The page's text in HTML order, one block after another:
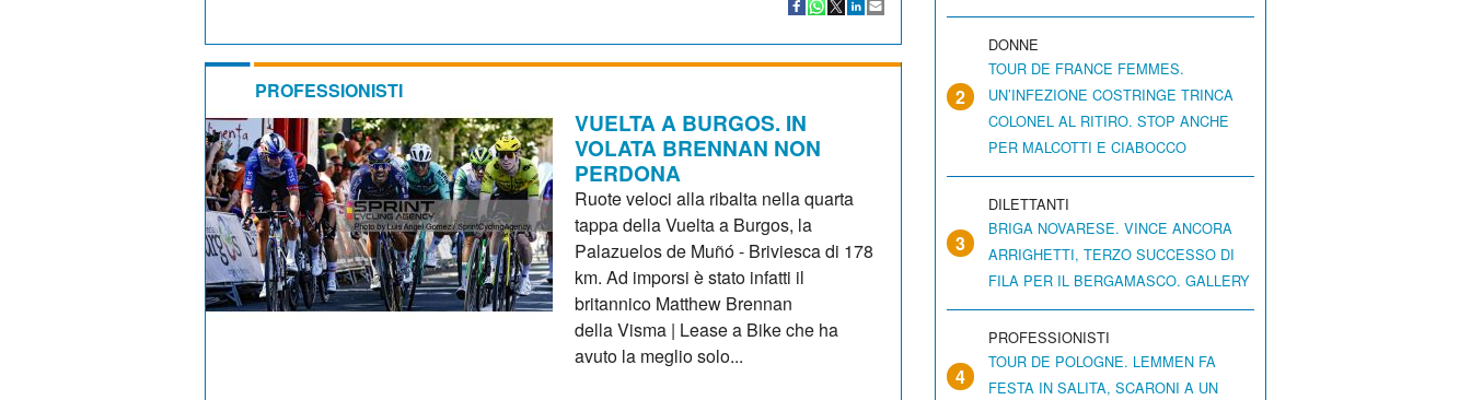
PROFESSIONISTI
VUELTA A BURGOS. IN
VOLATA BRENNAN NON
PERDONA
Ruote veloci alla ribalta nella quarta
tappa della Vuelta a Burgos, la
Palazuelos de Muñó - Briviesca di 178
km. Ad imporsi è stato infatti il
britannico Matthew Brennan
della Visma | Lease a Bike che ha
avuto la meglio solo...
2
DONNE
TOUR DE FRANCE FEMMES.
UN’INFEZIONE COSTRINGE TRINCA
COLONEL AL RITIRO. STOP ANCHE
PER MALCOTTI E CIABOCCO
3
DILETTANTI
BRIGA NOVARESE. VINCE ANCORA
ARRIGHETTI, TERZO SUCCESSO DI
FILA PER IL BERGAMASCO. GALLERY
4
PROFESSIONISTI
TOUR DE POLOGNE. LEMMEN FA
FESTA IN SALITA, SCARONI A UN